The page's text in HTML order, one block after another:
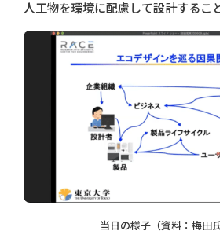
人工物を環境に配慮して設計するこ
当日の様子（資料：梅田氏